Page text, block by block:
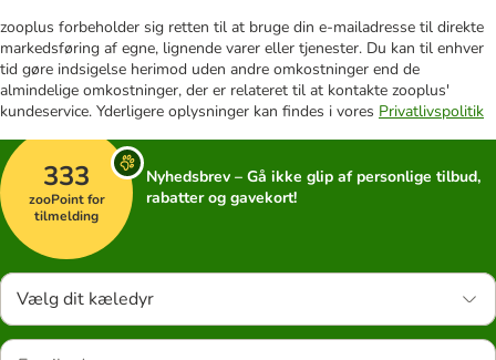
zooplus forbeholder sig retten til at bruge din e-mailadresse til direkte
markedsføring af egne, lignende varer eller tjenester. Du kan til enhver
tid gøre indsigelse herimod uden andre omkostninger end de
almindelige omkostninger, der er relateret til at kontakte zooplus'
kundeservice. Yderligere oplysninger kan findes i vores Privatlivspolitik
333
zooPoint for
tilmelding
Nyhedsbrev – Gå ikke glip af personlige tilbud,
rabatter og gavekort!
Vælg dit kæledyr